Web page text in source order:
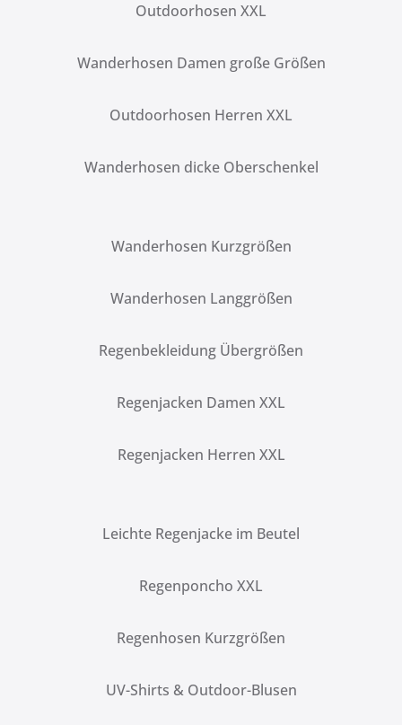
Outdoorhosen XXL
Wanderhosen Damen große Größen
Outdoorhosen Herren XXL
Wanderhosen dicke Oberschenkel
Wanderhosen Kurzgrößen
Wanderhosen Langgrößen
Regenbekleidung Übergrößen
Regenjacken Damen XXL
Regenjacken Herren XXL
Leichte Regenjacke im Beutel
Regenponcho XXL
Regenhosen Kurzgrößen
UV-Shirts & Outdoor-Blusen